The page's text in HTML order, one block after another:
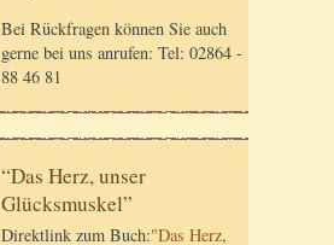
Bei Rückfragen können Sie auch
gerne bei uns anrufen: Tel: 02864 -
88 46 81
“Das Herz, unser
Glücksmuskel”
Direktlink zum Buch:"Das Herz,